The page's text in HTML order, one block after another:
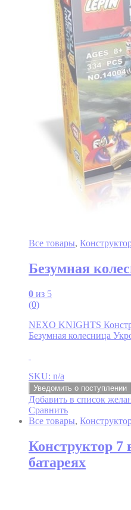
Все товары,
Безумная
0 из 5
(0)
NEXO KNIGHTS
Безумная колесница
SKU: n/a
Уведомить о поступлении
Добавить в список
Сравнить
Все товары,
Конструктор 7
батареях